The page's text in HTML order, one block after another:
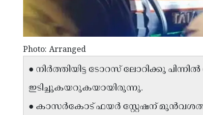
Photo: Arranged
● നിർത്തിയിട്ട ടോറസ് ലോറിക്കു
ഇടിച്ചുകയറുകയായിരുന്നു.
● കാസർകോട് ഫയർ സ്റ്റേഷന്